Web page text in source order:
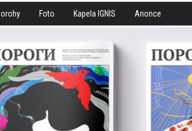
Foto Kapela IGNIS Anonce